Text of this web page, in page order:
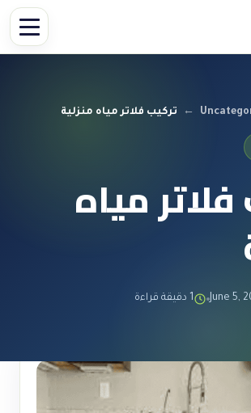
← تركيب فلاتر مياه منزلية
مياه
June 5, 1 دقيقة قراءة